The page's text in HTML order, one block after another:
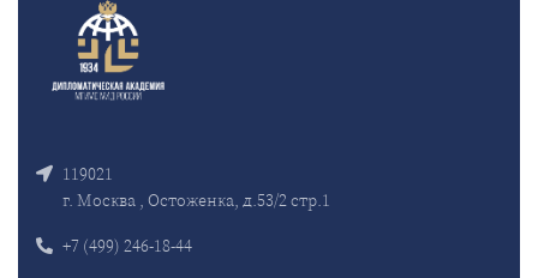
119021
г. Москва , Остоженка, д.53/2 стр.1
+7 (499) 246-18-44